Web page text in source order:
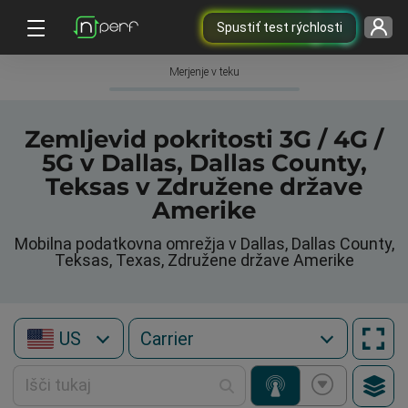
Spustiť test rýchlosti
Merjenje v teku
Zemljevid pokritosti 3G / 4G /
5G v Dallas, Dallas County,
Teksas v Združene države
Amerike
Mobilna podatkovna omrežja v Dallas, Dallas County,
Teksas, Texas, Združene države Amerike
US